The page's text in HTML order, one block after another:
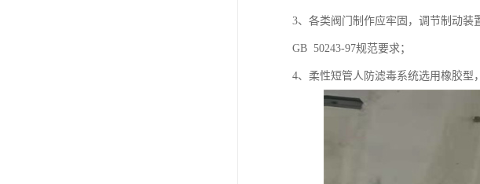
3、各类阀门制作应牢固，调节制动装
GB 50243-97规范要求；
4、柔性短管人防滤毒系统选用橡胶型